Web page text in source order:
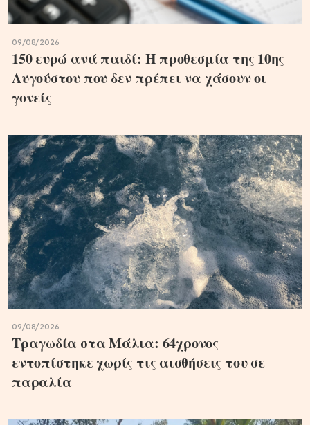
09/08/2026
150 ευρώ ανά παιδί: Η προθεσμία της 10ης
Αυγούστου που δεν πρέπει να χάσουν οι
γονείς
09/08/2026
Τραγωδία στα Μάλια: 64χρονος
εντοπίστηκε χωρίς τις αισθήσεις του σε
παραλία